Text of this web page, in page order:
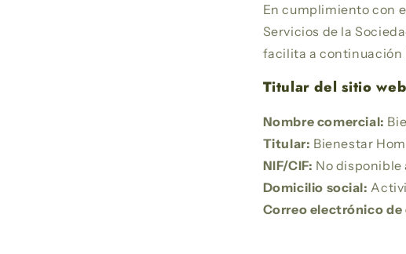
En cumplimiento con
Servicios de la
facilita a continuación
Titular del sitio web
Nombre comercial:
Titular: Bienestar
NIF/CIF: No
Domicilio social:
Correo electrónico